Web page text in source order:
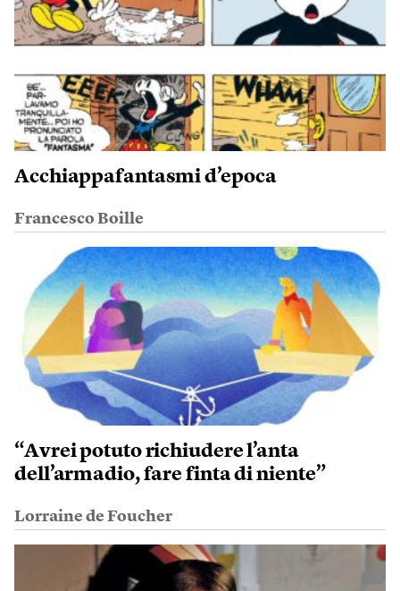
Acchiappafantasmi d’epoca
Francesco Boille
“Avrei potuto richiudere l’anta
dell’armadio, fare finta di niente”
Lorraine de Foucher